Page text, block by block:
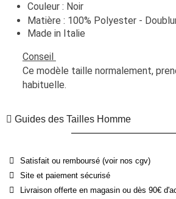
Couleur : Noir
Matière : 100% Polyester -
Made in Italie
Conseil
Ce modèle taille normalement,
habituelle.
Guides des Tailles Homme
Satisfait ou remboursé (voir nos cgv)
Site et paiement sécurisé
Livraison offerte en magasin ou dès 90€